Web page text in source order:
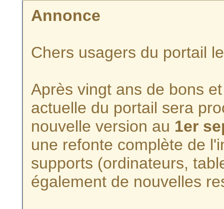
Annonce
Chers usagers du portail
Après vingt ans de bons
actuelle du portail sera
nouvelle version au 1er
une refonte complète de
supports (ordinateurs,
également de nouvelles